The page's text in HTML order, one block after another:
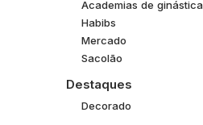
Academias de ginástica
Habibs
Mercado
Sacolão
Destaques
Decorado